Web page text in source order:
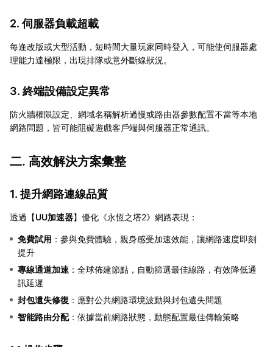
2. 伺服器負載超載
每逢改版或大型活動，短時間大量玩家同時登入，可能使伺服器處
理能力達極限，出現排隊或意外斷線狀況。
3. 終端設備設定異常
防火牆權限設定、網域名稱解析過慢或路由器參數配置不當等本地
網路問題，皆可能阻礙遊戲客戶端與伺服器正常通訊。
二. 高效解決方案彙整
1. 提升網路連線品質
透過【UU加速器】優化《永恆之塔2》網路表現：
免費試用 ：參與免費體驗，親身感受加速效能，讓網路速度即刻
提升
專線通道加速 ：全球佈建節點，自動篩選最佳線路，有效降低通
訊延遲
封包遺失修復 ：應對公共網路環境波動與封包遺失問題
智能路由分配：依據當前網路狀態，動態配置最佳傳輸策略